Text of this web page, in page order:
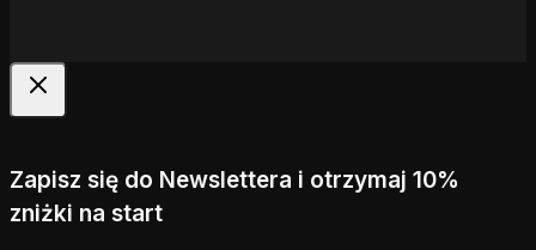
Zapisz się do Newslettera i otrzymaj 10%
zniżki na start